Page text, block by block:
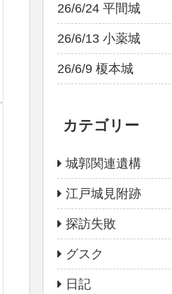
26/6/24 平間城
26/6/13 小薬城
26/6/9 榎本城
カテゴリー
城郭関連遺構
江戸城見附跡
探訪失敗
グスク
日記